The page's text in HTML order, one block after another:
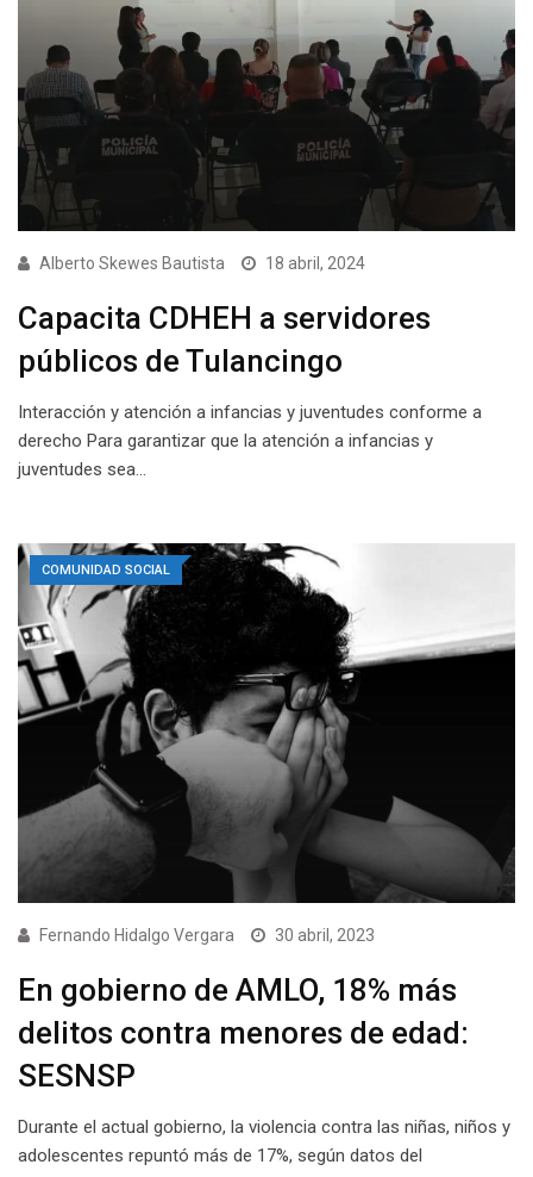
Alberto Skewes Bautista 18 abril, 2024
Capacita CDHEH a servidores
públicos de Tulancingo
Interacción y atención a infancias y juventudes conforme a
derecho Para garantizar que la atención a infancias y
juventudes sea…
COMUNIDAD SOCIAL
Fernando Hidalgo Vergara 30 abril, 2023
En gobierno de AMLO, 18% más
delitos contra menores de edad:
SESNSP
Durante el actual gobierno, la violencia contra las niñas, niños y
adolescentes repuntó más de 17%, según datos del